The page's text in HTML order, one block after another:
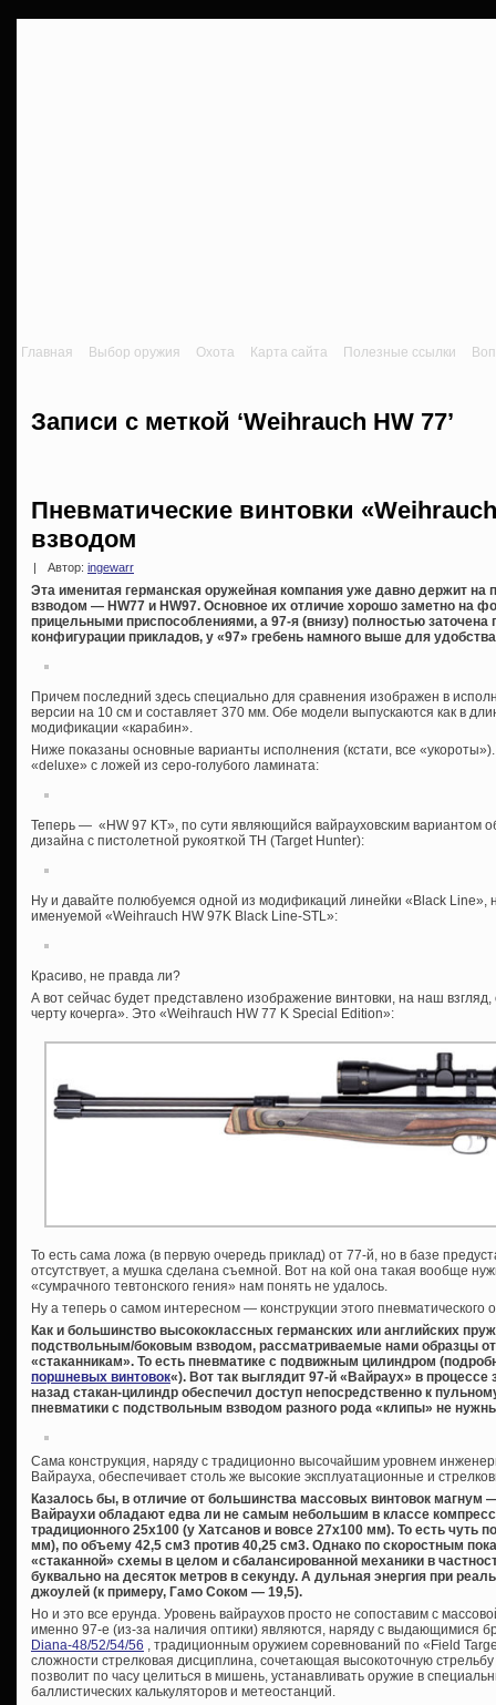
Главная Выбор оружия Охота Карта сайта Полезные ссылки
Записи с меткой ‘Weihrauch HW 77’
Пневматические винтовки
взводом
Автор: ingewarr
Эта именитая германская оружейная компания уже давно держит
взводом — HW77 и HW97. Основное их отличие хорошо заметно на
прицельными приспособлениями, а 97-я (внизу) полностью
конфигурации прикладов, у «97» гребень намного выше для
Причем последний здесь специально для сравнения изображен в
версии на 10 см и составляет 370 мм. Обе модели выпускаются как в
модификации «карабин».
Ниже показаны основные варианты исполнения (кстати, все
«deluxe» с ложей из серо-голубого ламината:
Теперь — «HW 97 KT», по сути являющийся вайрауховским вариантом
дизайна с пистолетной рукояткой ТН (Target Hunter):
Ну и давайте полюбуемся одной из модификаций линейки «Black
именуемой «Weihrauch HW 97K Black Line-STL»:
Красиво, не правда ли?
А вот сейчас будет представлено изображение винтовки, на наш
черту кочерга». Это «Weihrauch HW 77 K Special Edition»:
То есть сама ложа (в первую очередь приклад) от 77-й, но в базе
отсутствует, а мушка сделана съемной. Вот на кой она такая вообще
«сумрачного тевтонского гения» нам понять не удалось.
Ну а теперь о самом интересном — конструкции этого пневматического
Как и большинство высококлассных германских или английских
подствольным/боковым взводом, рассматриваемые нами образцы
«стаканникам». То есть пневматике с подвижным цилиндром
поршневых винтовок«). Вот так выглядит 97-й «Вайраух» в
назад стакан-цилиндр обеспечил доступ непосредственно к
пневматики с подствольным взводом разного рода «клипы» не
Сама конструкция, наряду с традиционно высочайшим уровнем
Вайрауха, обеспечивает столь же высокие эксплуатационные и
Казалось бы, в отличие от большинства массовых винтовок магнум
Вайраухи обладают едва ли не самым небольшим в классе
традиционного 25х100 (у Хатсанов и вовсе 27х100 мм). То есть чуть
мм), по объему 42,5 см3 против 40,25 см3. Однако по скоростным
«стаканной» схемы в целом и сбалансированной механики в
буквально на десяток метров в секунду. А дульная энергия при
джоулей (к примеру, Гамо Соком — 19,5).
Но и это все ерунда. Уровень вайраухов просто не сопоставим с
именно 97-е (из-за наличия оптики) являются, наряду с выдающимися
Diana-48/52/54/56 , традиционным оружием соревнований по «Field
сложности стрелковая дисциплина, сочетающая высокоточную стрельбу
позволит по часу целиться в мишень, устанавливать оружие в
баллистических калькуляторов и метеостанций.